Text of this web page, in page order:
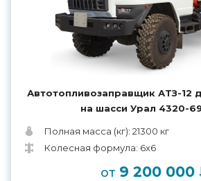
Автотопливозаправщик АТЗ-12
на шасси Урал 4320-
Полная масса (кг): 21300 кг
Колесная формула: 6x6
от 9 200 000